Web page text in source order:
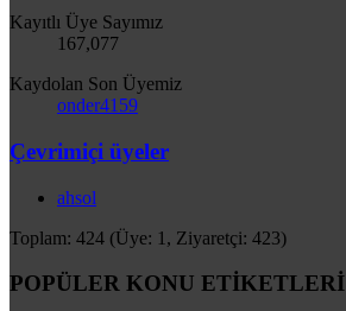
Kayıtlı Üye Sayımız
167,077
Kaydolan Son Üyemiz
onder4159
Çevrimiçi üyeler
ahsol
Toplam: 424 (Üye: 1, Ziyaretçi: 423)
POPÜLER KONU ETİKETLERİ